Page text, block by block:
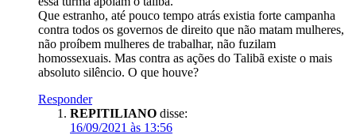
Que estranho, até pouco tempo atrás existia forte campanha
contra todos os governos de direito que não matam mulheres,
não proíbem mulheres de trabalhar, não fuzilam
homossexuais. Mas contra as ações do Talibã existe o mais
absoluto silêncio. O que houve?
Responder
REPITILIANO disse:
16/09/2021 às 13:56